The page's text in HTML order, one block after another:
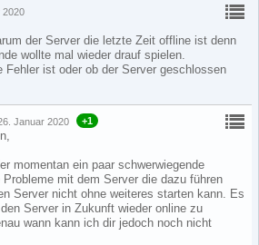
2020
der Server die letzte Zeit offline ist denn
wollte mal wieder drauf spielen.
Fehler ist oder ob der Server geschlossen
Januar 2020 +1
momentan ein paar schwerwiegende
mit dem Server die dazu führen
Server nicht ohne weiteres starten kann. Es
Server in Zukunft wieder online zu
wann kann ich dir jedoch noch nicht